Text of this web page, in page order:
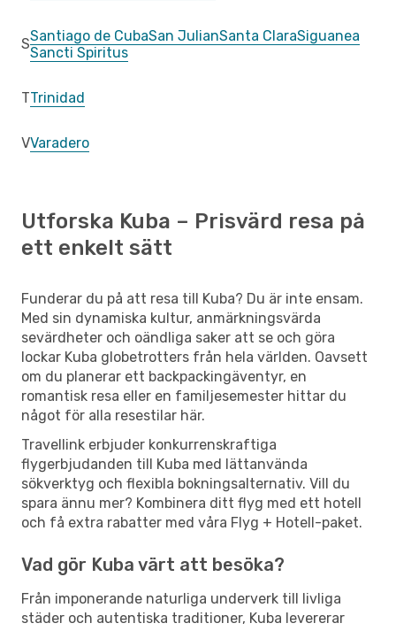
SSantiago de CubaSan JulianSanta ClaraSiguanea
Sancti Spiritus
TTrinidad
VVaradero
Utforska Kuba – Prisvärd resa på
ett enkelt sätt
Funderar du på att resa till Kuba? Du är inte ensam.
Med sin dynamiska kultur, anmärkningsvärda
sevärdheter och oändliga saker att se och göra
lockar Kuba globetrotters från hela världen. Oavsett
om du planerar ett backpackingäventyr, en
romantisk resa eller en familjesemester hittar du
något för alla resestilar här.
Travellink erbjuder konkurrenskraftiga
flygerbjudanden till Kuba med lättanvända
sökverktyg och flexibla bokningsalternativ. Vill du
spara ännu mer? Kombinera ditt flyg med ett hotell
och få extra rabatter med våra Flyg + Hotell-paket.
Vad gör Kuba värt att besöka?
Från imponerande naturliga underverk till livliga
städer och autentiska traditioner, Kuba levererar